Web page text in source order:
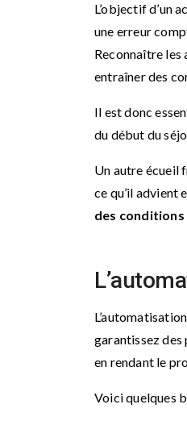
L’objectif d’un
une erreur
Reconnaître
entraîner des
Il est donc
du début du
Un autre écueil
ce qu’il advient
des conditions
garantissez des
en rendant le
Voici quelques